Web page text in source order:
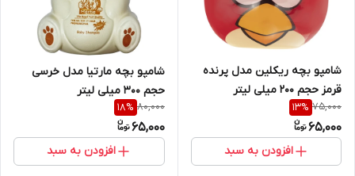
شامپو بچه ریکلین مدل پرنده
قرمز حجم 200 میلی لیتر
75,000
13%
65,000
افزودن به سبد
شامپو بچه مارتیا مدل خرسی
حجم 300 میلی لیتر
80,000
18%
65,000
افزودن به سبد